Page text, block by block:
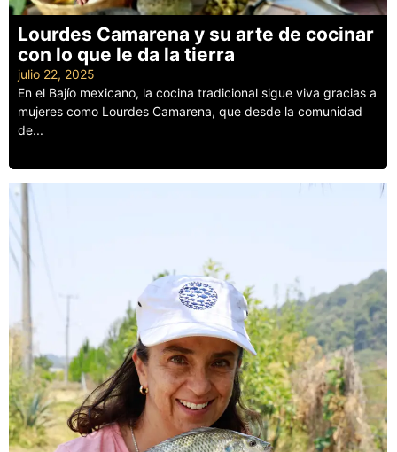
Lourdes Camarena y su arte de cocinar
con lo que le da la tierra
julio 22, 2025
En el Bajío mexicano, la cocina tradicional sigue viva gracias a
mujeres como Lourdes Camarena, que desde la comunidad
de...